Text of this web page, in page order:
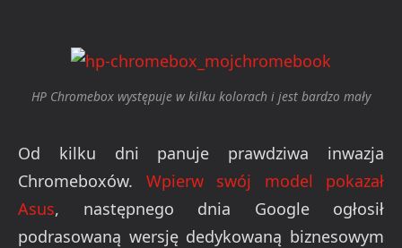
HP Chromebox występuje w kilku kolorach i jest bardzo mały
Od kilku dni panuje prawdziwa inwazja
Chromeboxów. Wpierw swój model pokazał
Asus, następnego dnia Google ogłosił
podrasowaną wersję dedykowaną biznesowym